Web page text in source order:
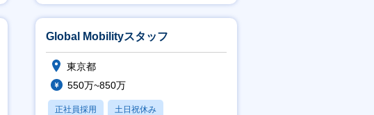
Global Mobilityスタッフ
東京都
550万~850万
正社員採用 土日祝休み